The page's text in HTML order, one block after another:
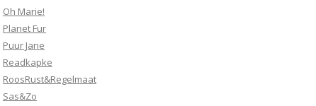
Oh Marie!
Planet Fur
Puur Jane
Readkapke
RoosRust&Regelmaat
Sas&Zo